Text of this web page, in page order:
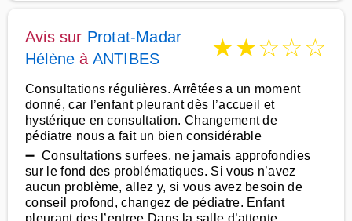
Avis sur Protat-Madar
Hélène à ANTIBES ★★☆☆☆
Consultations régulières. Arrêtées a un moment
donné, car l’enfant pleurant dès l’accueil et
hystérique en consultation. Changement de
pédiatre nous a fait un bien considérable
➖ Consultations surfees, ne jamais approfondies
sur le fond des problématiques. Si vous n’avez
aucun problème, allez y, si vous avez besoin de
conseil profond, changez de pédiatre. Enfant
pleurant des l’entree Dans la salle d’attente